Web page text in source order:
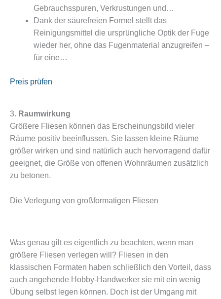
Gebrauchsspuren, Verkrustungen und…
Dank der säurefreien Formel stellt das
Reinigungsmittel die ursprüngliche Optik der Fuge
wieder her, ohne das Fugenmaterial anzugreifen –
für eine…
Preis prüfen
3. Raumwirkung
Größere Fliesen können das Erscheinungsbild vieler
Räume positiv beeinflussen. Sie lassen kleine Räume
größer wirken und sind natürlich auch hervorragend dafür
geeignet, die Größe von offenen Wohnräumen zusätzlich
zu betonen.
Die Verlegung von großformatigen Fliesen
Was genau gilt es eigentlich zu beachten, wenn man
größere Fliesen verlegen will? Fliesen in den
klassischen Formaten haben schließlich den Vorteil, dass
auch angehende Hobby-Handwerker sie mit ein wenig
Übung selbst legen können. Doch ist der Umgang mit